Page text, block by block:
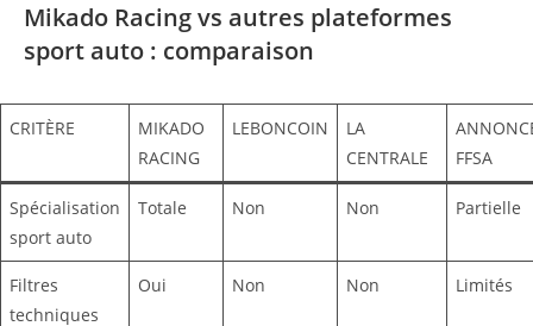
Mikado Racing vs autres plateformes
sport auto : comparaison
CRITÈRE
MIKADO
RACING
LEBONCOIN
LA
CENTRALE
FFSA
Spécialisation
sport auto
Totale Non Non Partielle
Filtres
techniques
Oui Non Non Limités